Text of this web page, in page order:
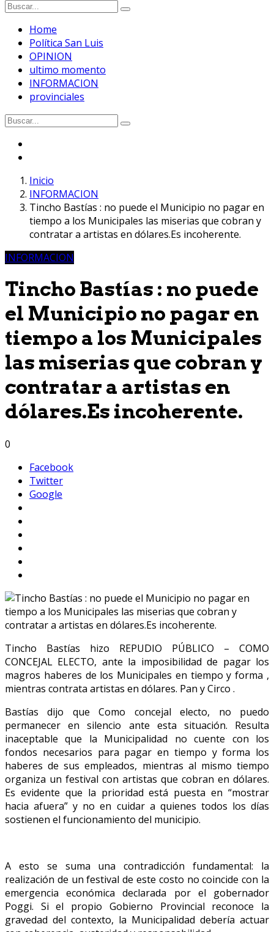
Home
Política San Luis
OPINION
ultimo momento
INFORMACION
provinciales
Inicio
INFORMACION
Tincho Bastías : no puede el Municipio no pagar en
tiempo a los Municipales las miserias que cobran y
contratar a artistas en dólares.Es incoherente.
INFORMACION
Tincho Bastías : no puede
el Municipio no pagar en
tiempo a los Municipales
las miserias que cobran y
contratar a artistas en
dólares.Es incoherente.
0
Facebook
Twitter
Google
Tincho Bastías hizo REPUDIO PÚBLICO – COMO
CONCEJAL ELECTO, ante la imposibilidad de pagar los
magros haberes de los Municipales en tiempo y forma ,
mientras contrata artistas en dólares. Pan y Circo .
Bastías dijo que Como concejal electo, no puedo
permanecer en silencio ante esta situación. Resulta
inaceptable que la Municipalidad no cuente con los
fondos necesarios para pagar en tiempo y forma los
haberes de sus empleados, mientras al mismo tiempo
organiza un festival con artistas que cobran en dólares.
Es evidente que la prioridad está puesta en “mostrar
hacia afuera” y no en cuidar a quienes todos los días
sostienen el funcionamiento del municipio.
A esto se suma una contradicción fundamental: la
realización de un festival de este costo no coincide con la
emergencia económica declarada por el gobernador
Poggi. Si el propio Gobierno Provincial reconoce la
gravedad del contexto, la Municipalidad debería actuar